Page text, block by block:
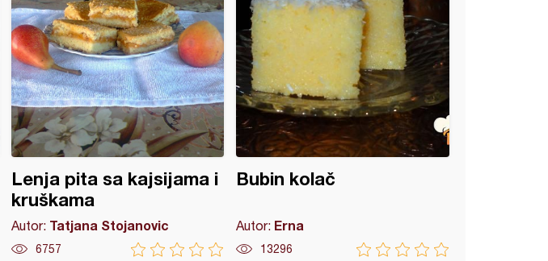
Lenja pita sa kajsijama i
kruškama
Autor: Tatjana Stojanovic
6757
Bubin kolač
Autor: Erna
13296